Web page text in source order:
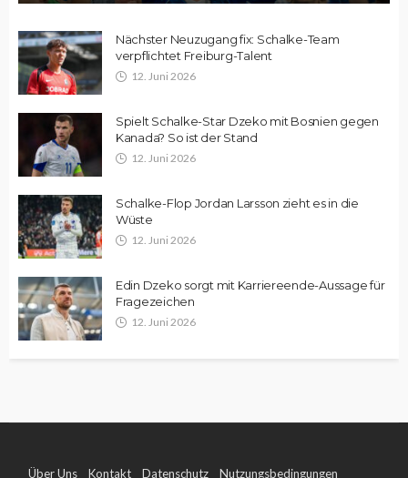
Nächster Neuzugang fix: Schalke-Team
verpflichtet Freiburg-Talent
12. Juni 2026
Spielt Schalke-Star Dzeko mit Bosnien gegen
Kanada? So ist der Stand
12. Juni 2026
Schalke-Flop Jordan Larsson zieht es in die
Wüste
12. Juni 2026
Edin Dzeko sorgt mit Karriereende-Aussage für
Fragezeichen
12. Juni 2026
Über Uns Kontakt Datenschutz Nutzungsbedingungen